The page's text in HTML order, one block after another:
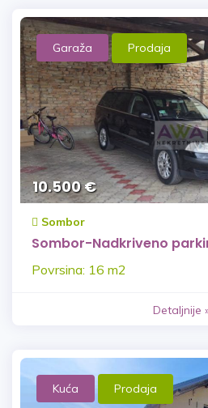
Garaža Prodaja
10.500 €
Sombor
Sombor-Nadkriveno
Povrsina: 16 m2
Detaljnije
Kuća Prodaja